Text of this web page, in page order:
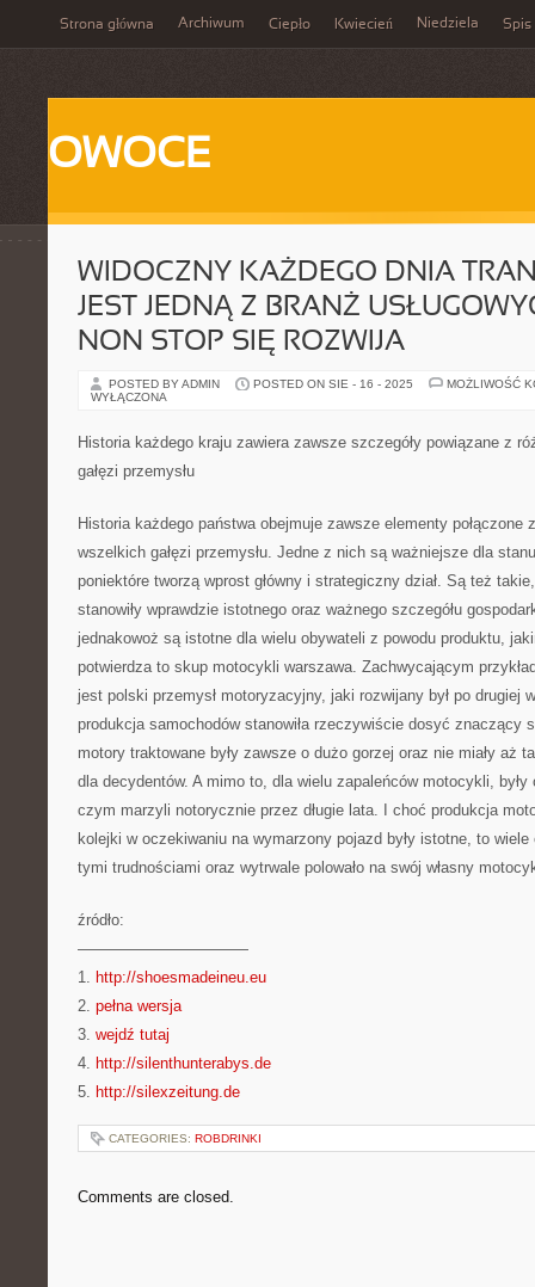
Strona główna Archiwum Ciepło Kwiecień Niedziela Spis
OWOCE
WIDOCZNY KAŻDEGO DNIA
JEST JEDNĄ Z BRANŻ
NON STOP SIĘ ROZWIJA
POSTED BY ADMIN POSTED ON SIE - 16 - 2025
MOŻLIWOŚĆ
WYŁĄCZONA
Historia każdego kraju zawiera zawsze szczegóły powiązane z
gałęzi przemysłu
Historia każdego państwa obejmuje zawsze elementy połączone
wszelkich gałęzi przemysłu. Jedne z nich są ważniejsze dla
poniektóre tworzą wprost główny i strategiczny dział. Są też
stanowiły wprawdzie istotnego oraz ważnego szczegółu
jednakowoż są istotne dla wielu obywateli z powodu produktu,
potwierdza to skup motocykli warszawa. Zachwycającym
jest polski przemysł motoryzacyjny, jaki rozwijany był po drugiej
produkcja samochodów stanowiła rzeczywiście dosyć znaczący
motory traktowane były zawsze o dużo gorzej oraz nie miały aż
dla decydentów. A mimo to, dla wielu zapaleńców motocykli,
czym marzyli notorycznie przez długie lata. I choć produkcja
kolejki w oczekiwaniu na wymarzony pojazd były istotne, to wiele
tymi trudnościami oraz wytrwale polowało na swój własny
źródło:
———————————
1. http://shoesmadeineu.eu
2. pełna wersja
3. wejdź tutaj
4. http://silenthunterabys.de
5. http://silexzeitung.de
CATEGORIES: ROBDRINKI
Comments are closed.